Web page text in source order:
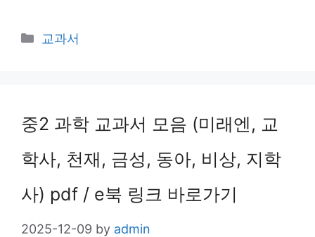
Categories
교과서
중2 과학 교과서 모음 (미래엔, 교
학사, 천재, 금성, 동아, 비상, 지학
사) pdf / e북 링크 바로가기
2025-12-09 by admin